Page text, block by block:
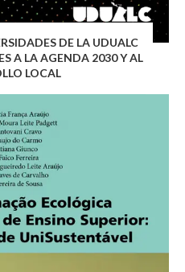
DE LA UDUALC
A LA AGENDA 2030 Y AL
LOCAL